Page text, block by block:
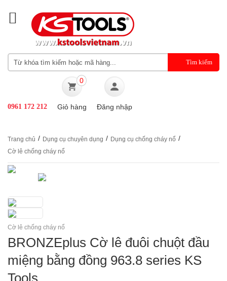
0961 172 212
0
Giỏ hàng Đăng nhập
Trang chủ / Dụng cụ chuyên dụng / Dụng cụ chống cháy nổ /
Cờ lê chống cháy nổ
Cờ lê chống cháy nổ
BRONZEplus Cờ lê đuôi chuột đầu
miệng bằng đồng 963.8 series KS
Tools